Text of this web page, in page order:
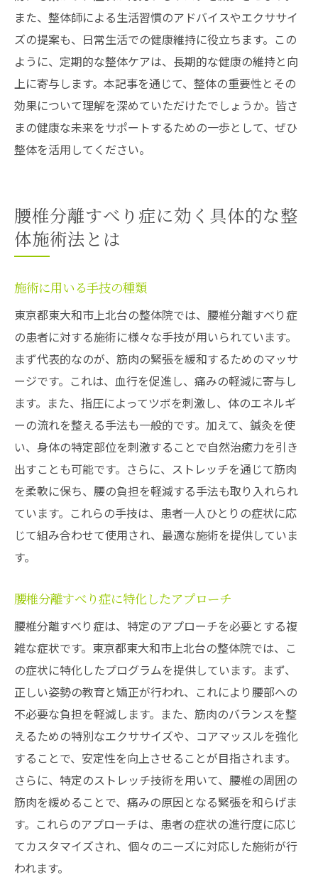
また、整体師による生活習慣のアドバイスやエクササイ
ズの提案も、日常生活での健康維持に役立ちます。この
ように、定期的な整体ケアは、長期的な健康の維持と向
上に寄与します。本記事を通じて、整体の重要性とその
効果について理解を深めていただけたでしょうか。皆さ
まの健康な未来をサポートするための一歩として、ぜひ
整体を活用してください。
腰椎分離すべり症に効く具体的な整
体施術法とは
施術に用いる手技の種類
東京都東大和市上北台の整体院では、腰椎分離すべり症
の患者に対する施術に様々な手技が用いられています。
まず代表的なのが、筋肉の緊張を緩和するためのマッサ
ージです。これは、血行を促進し、痛みの軽減に寄与し
ます。また、指圧によってツボを刺激し、体のエネルギ
ーの流れを整える手法も一般的です。加えて、鍼灸を使
い、身体の特定部位を刺激することで自然治癒力を引き
出すことも可能です。さらに、ストレッチを通じて筋肉
を柔軟に保ち、腰の負担を軽減する手法も取り入れられ
ています。これらの手技は、患者一人ひとりの症状に応
じて組み合わせて使用され、最適な施術を提供していま
す。
腰椎分離すべり症に特化したアプローチ
腰椎分離すべり症は、特定のアプローチを必要とする複
雑な症状です。東京都東大和市上北台の整体院では、こ
の症状に特化したプログラムを提供しています。まず、
正しい姿勢の教育と矯正が行われ、これにより腰部への
不必要な負担を軽減します。また、筋肉のバランスを整
えるための特別なエクササイズや、コアマッスルを強化
することで、安定性を向上させることが目指されます。
さらに、特定のストレッチ技術を用いて、腰椎の周囲の
筋肉を緩めることで、痛みの原因となる緊張を和らげま
す。これらのアプローチは、患者の症状の進行度に応じ
てカスタマイズされ、個々のニーズに対応した施術が行
われます。